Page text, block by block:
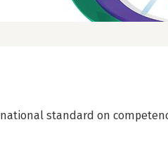
standard on